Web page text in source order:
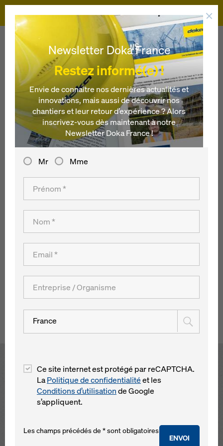
Doka
Doka Viaduc Auenbach
Viaduc Auenbach
Autriche
Dans l'optique d'une réfection totale de l'autoroute du Sud
A2, il a fallyuériger, parallèmement au viaduc existant P30,
une seconde structure de pont d'une longueur de 700 m
sur env. 70 m de hauteur. Celle-ci a été réalisée sous forme
de structure mixte, c'est à dire que la fabrication de la dalle
de tablier en béton coulé en place a été réalisée avec l'aide
d'un chariot Doka pour pont mixte après la mise en place
de la structure en acier.
Newsletter Doka France
Restez informé(e) !
Envie de connaître nos dernières actualités et
innovations, mais aussi de découvrir nos
chantiers et leur retour d’expérience ? Alors
inscrivez-vous dès maintenant à notre
Newsletter Doka France !
Mr Mme
France
Ce site internet est protégé par reCAPTCHA.
LaPolitique de confidentialitéet les
Conditions d’utilisationde Google
s’appliquent.
ENVOI
Les champs précédés de * sont obligatoires